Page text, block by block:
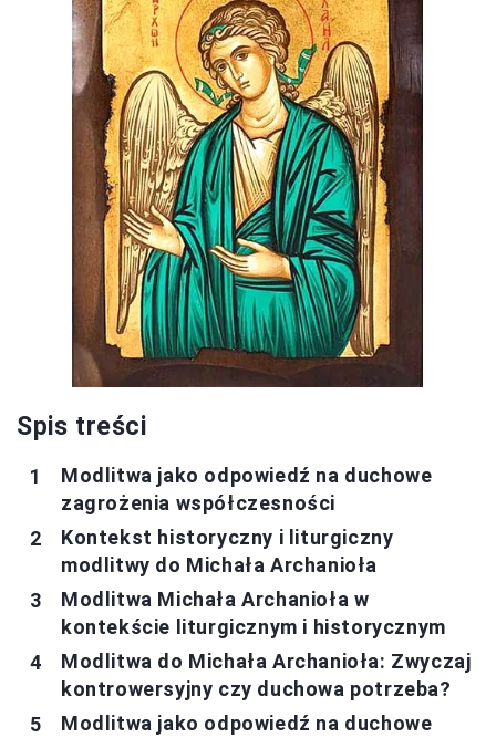
Spis treści
Modlitwa jako odpowiedź na duchowe
zagrożenia współczesności
Kontekst historyczny i liturgiczny
modlitwy do Michała Archanioła
Modlitwa Michała Archanioła w
kontekście liturgicznym i historycznym
Modlitwa do Michała Archanioła: Zwyczaj
kontrowersyjny czy duchowa potrzeba?
Modlitwa jako odpowiedź na duchowe